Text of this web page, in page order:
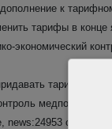
к
тарифы в конце
экономический
тарифам
медпомощи,
news:24953 суды